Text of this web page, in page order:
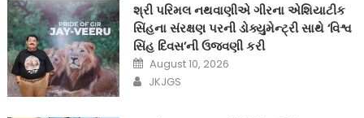
શ્રી પરિમલ નથવાણીએ ગીરના એશિયાટીક
સિંહના સંરક્ષણ પરની ડોક્યુમેન્ટ્રી સાથે ‘વિશ્વ
સિંહ દિવસ’ની ઉજવણી કરી
Posted
on
August 10, 2026
Author
JKJGS